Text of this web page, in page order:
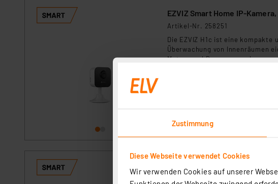
Zustimmung
Diese Webseite verwendet Cookies
Wir verwenden Cookies auf unserer
EZVIZ Smart Home IP-
Artikel-Nr. 258251
Die EZVIZ H1c ist eine kompakte
Überwachung von Innenräumen
Metern und